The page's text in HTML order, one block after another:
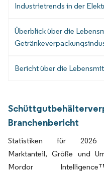
Industrietrends in der
Überblick über die
Bericht über die
Branchenbericht
Statistiken für 2026
Marktanteil, Größe und
Mordor